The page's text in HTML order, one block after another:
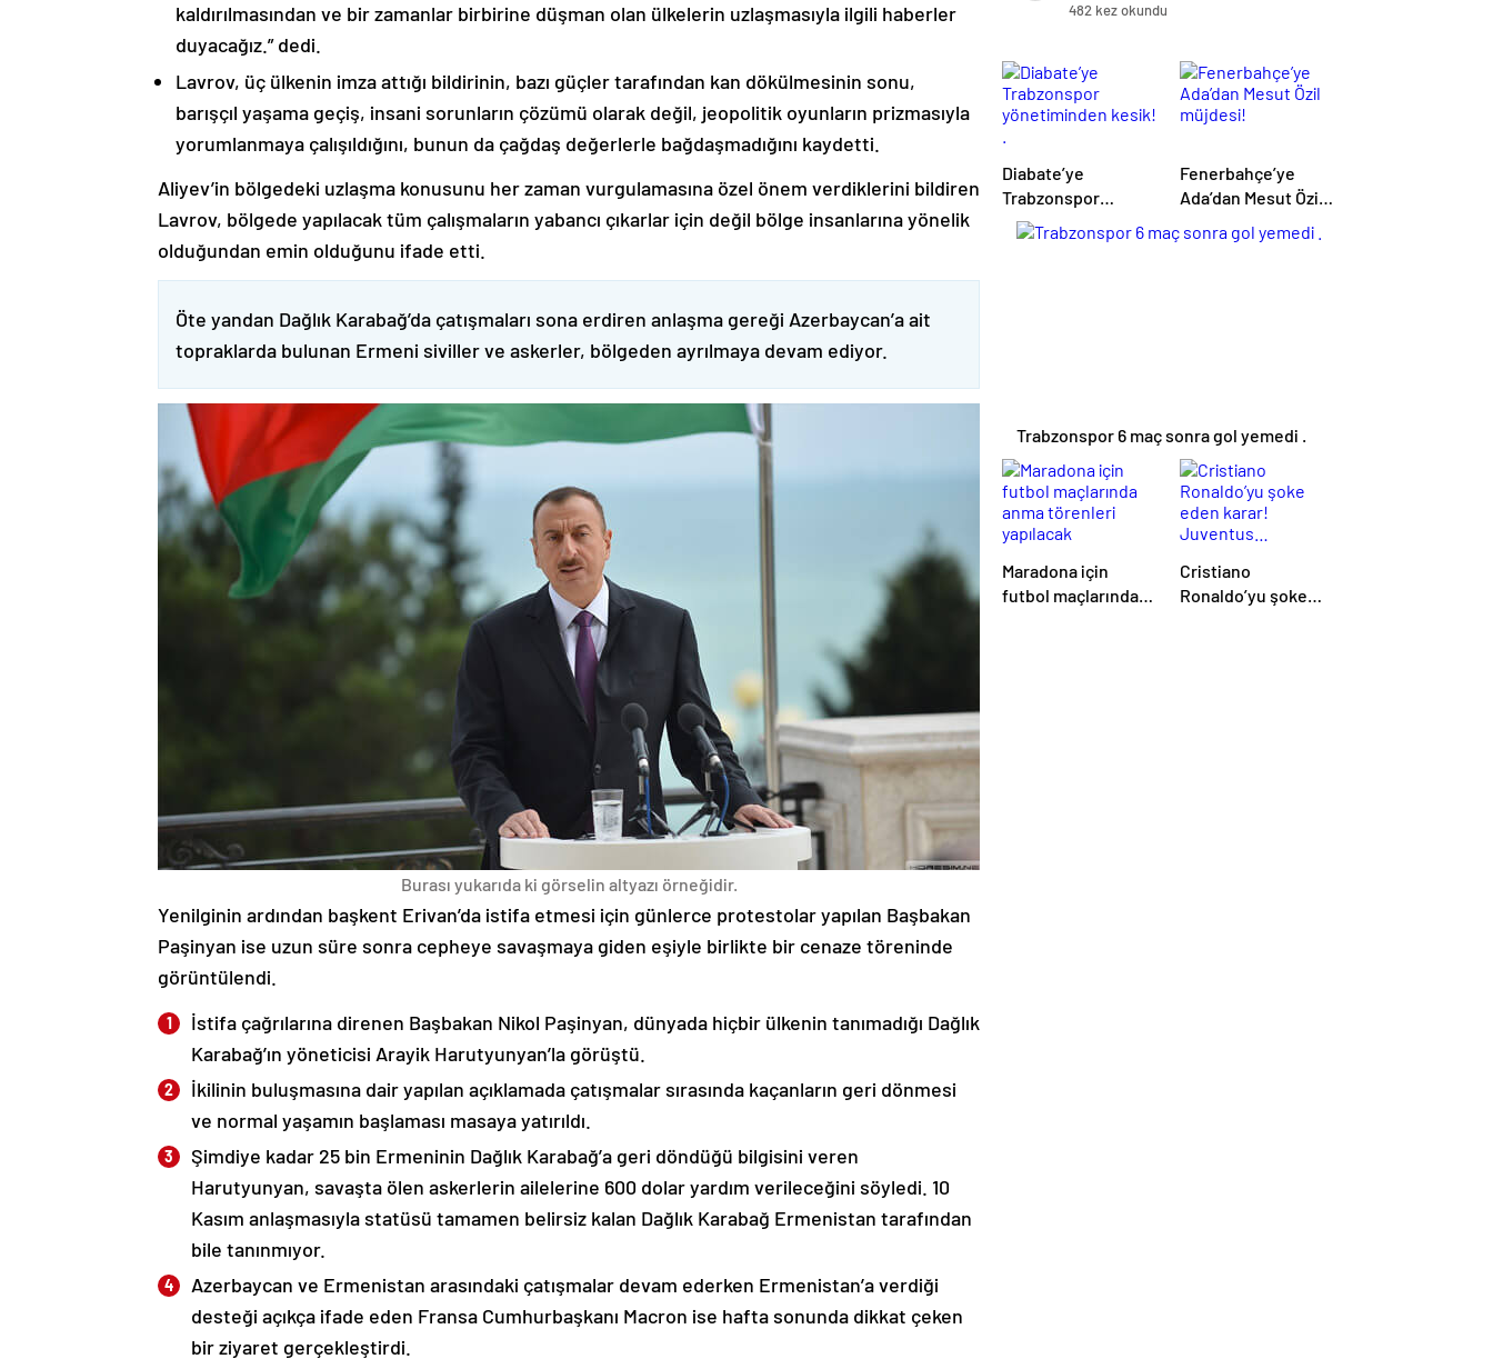
kaldırılmasından ve bir zamanlar birbirine düşman olan ülkelerin uzlaşmasıyla ilgili haberler
duyacağız.” dedi.
Lavrov, üç ülkenin imza attığı bildirinin, bazı güçler tarafından kan dökülmesinin sonu,
barışçıl yaşama geçiş, insani sorunların çözümü olarak değil, jeopolitik oyunların prizmasıyla
yorumlanmaya çalışıldığını, bunun da çağdaş değerlerle bağdaşmadığını kaydetti.
Aliyev’in bölgedeki uzlaşma konusunu her zaman vurgulamasına özel önem verdiklerini bildiren
Lavrov, bölgede yapılacak tüm çalışmaların yabancı çıkarlar için değil bölge insanlarına yönelik
olduğundan emin olduğunu ifade etti.
Öte yandan Dağlık Karabağ’da çatışmaları sona erdiren anlaşma gereği Azerbaycan’a ait
topraklarda bulunan Ermeni siviller ve askerler, bölgeden ayrılmaya devam ediyor.
Burası yukarıda ki görselin altyazı örneğidir.
Yenilginin ardından başkent Erivan’da istifa etmesi için günlerce protestolar yapılan Başbakan
Paşinyan ise uzun süre sonra cepheye savaşmaya giden eşiyle birlikte bir cenaze töreninde
görüntülendi.
İstifa çağrılarına direnen Başbakan Nikol Paşinyan, dünyada hiçbir ülkenin tanımadığı Dağlık
Karabağ’ın yöneticisi Arayik Harutyunyan’la görüştü.
İkilinin buluşmasına dair yapılan açıklamada çatışmalar sırasında kaçanların geri dönmesi
ve normal yaşamın başlaması masaya yatırıldı.
Şimdiye kadar 25 bin Ermeninin Dağlık Karabağ’a geri döndüğü bilgisini veren
Harutyunyan, savaşta ölen askerlerin ailelerine 600 dolar yardım verileceğini söyledi. 10
Kasım anlaşmasıyla statüsü tamamen belirsiz kalan Dağlık Karabağ Ermenistan tarafından
bile tanınmıyor.
Azerbaycan ve Ermenistan arasındaki çatışmalar devam ederken Ermenistan’a verdiği
desteği açıkça ifade eden Fransa Cumhurbaşkanı Macron ise hafta sonunda dikkat çeken
bir ziyaret gerçekleştirdi.
482 kez okundu
Diabate’ye
Trabzonspor
yönetiminden
kesik! .
Fenerbahçe’ye
Ada’dan Mesut Özil
Trabzonspor 6 maç sonra gol yemedi .
Maradona için
futbol maçlarında
Cristiano
Ronaldo’yu şoke